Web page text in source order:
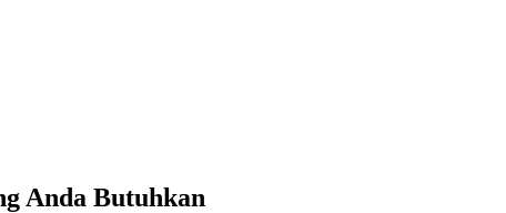
Anda Butuhkan